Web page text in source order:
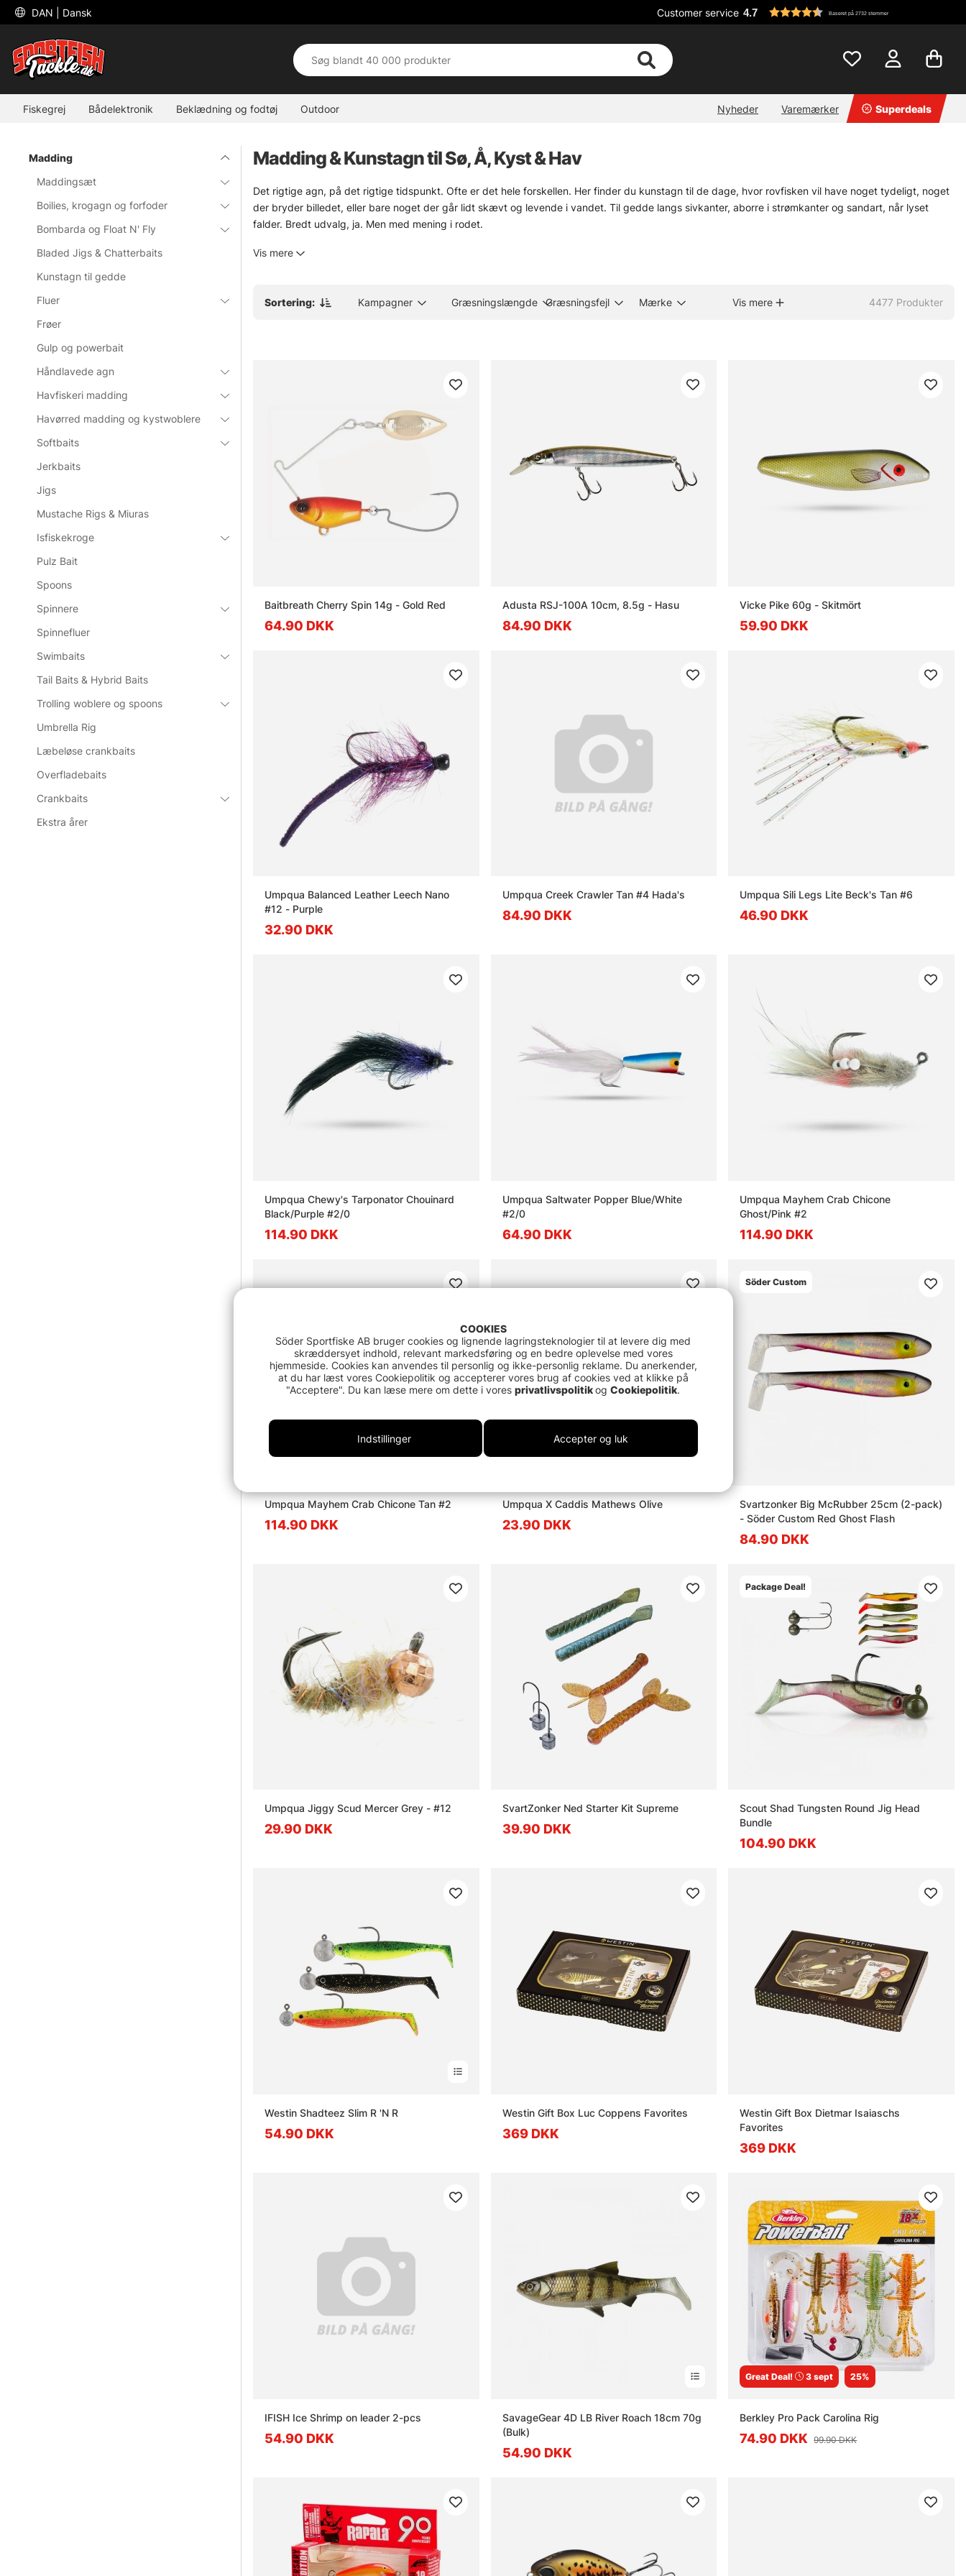
DAN | Dansk Customer service 4.7 Baseret på 2732 stemmer
Fiskegrej Bådelektronik Beklædning og fodtøj Outdoor Nyheder Varemærker Superdeals
Madding
Maddingsæt
Boilies, krogagn og forfoder
Bombarda og Float N' Fly
Bladed Jigs & Chatterbaits
Kunstagn til gedde
Fluer
Frøer
Gulp og powerbait
Håndlavede agn
Havfiskeri madding
Havørred madding og kystwoblere
Softbaits
Jerkbaits
Jigs
Mustache Rigs & Miuras
Isfiskekroge
Pulz Bait
Spoons
Spinnere
Spinnefluer
Swimbaits
Tail Baits & Hybrid Baits
Trolling woblere og spoons
Umbrella Rig
Læbeløse crankbaits
Overfladebaits
Crankbaits
Ekstra årer
Madding & Kunstagn til Sø, Å, Kyst & Hav
Det rigtige agn, på det rigtige tidspunkt. Ofte er det hele forskellen. Her finder du kunstagn til de dage, hvor rovfisken vil have noget tydeligt, noget
der bryder billedet, eller bare noget der går lidt skævt og levende i vandet. Til gedde langs sivkanter, aborre i strømkanter og sandart, når lyset
falder. Bredt udvalg, ja. Men med mening i rodet.
vrikkende gang, passer
Jerkbaits Swimbaits Crankbaits Alle geddeagn
Hvad er et jerkbait?
Hvad er en wobbler?
Vis mere
Sortering: Kampagner Græsningslængde Græsningsfejl Mærke Vis mere 4477 Produkter
Baitbreath Cherry Spin 14g - Gold Red
64.90 DKK
Adusta RSJ-100A 10cm, 8.5g - Hasu
84.90 DKK
Vicke Pike 60g - Skitmört
59.90 DKK
Umpqua Balanced Leather Leech Nano
#12 - Purple
32.90 DKK
Umpqua Creek Crawler Tan #4 Hada's
84.90 DKK
Umpqua Sili Legs Lite Beck's Tan #6
46.90 DKK
Umpqua Chewy's Tarponator Chouinard
Black/Purple #2/0
114.90 DKK
Umpqua Saltwater Popper Blue/White
#2/0
64.90 DKK
Umpqua Mayhem Crab Chicone
Ghost/Pink #2
114.90 DKK
Umpqua Mayhem Crab Chicone Tan #2
114.90 DKK
Umpqua X Caddis Mathews Olive
23.90 DKK
Söder Custom
Svartzonker Big McRubber 25cm (2-pack)
- Söder Custom Red Ghost Flash
84.90 DKK
Umpqua Jiggy Scud Mercer Grey - #12
29.90 DKK
SvartZonker Ned Starter Kit Supreme
39.90 DKK
Package Deal!
Scout Shad Tungsten Round Jig Head
Bundle
104.90 DKK
Westin Shadteez Slim R 'N R
54.90 DKK
Westin Gift Box Luc Coppens Favorites
369 DKK
Westin Gift Box Dietmar Isaiaschs
Favorites
369 DKK
IFISH Ice Shrimp on leader 2-pcs
54.90 DKK
SavageGear 4D LB River Roach 18cm 70g
(Bulk)
54.90 DKK
Great Deal! 3 sept 25%
Berkley Pro Pack Carolina Rig
74.90 DKK 99.90 DKK
COOKIES
Söder Sportfiske AB bruger cookies og lignende lagringsteknologier til at levere dig med
skræddersyet indhold, relevant markedsføring og en bedre oplevelse med vores
hjemmeside. Cookies kan anvendes til personlig og ikke-personlig reklame. Du anerkender,
at du har læst vores Cookiepolitik og accepterer vores brug af cookies ved at klikke på
"Acceptere". Du kan læse mere om dette i vores privatlivspolitikog Cookiepolitik.
Indstillinger Accepter og luk